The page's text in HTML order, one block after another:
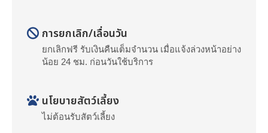
การยกเลิก/เลื่อนวัน
ยกเลิกฟรี รับเงินคืนเต็มจำนวน เมื่อแจ้งล่วงหน้าอย่าง
น้อย 24 ชม. ก่อนวันใช้บริการ
นโยบายสัตว์เลี้ยง
ไม่ต้อนรับสัตว์เลี้ยง